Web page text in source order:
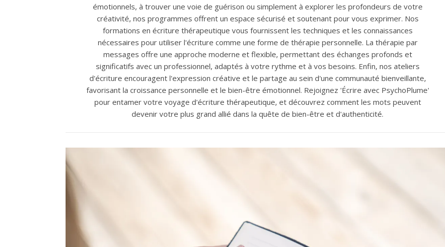
émotionnels, à trouver une voie de guérison ou simplement à explorer les profondeurs de votre
créativité, nos programmes offrent un espace sécurisé et soutenant pour vous exprimer. Nos
formations en écriture thérapeutique vous fournissent les techniques et les connaissances
nécessaires pour utiliser l'écriture comme une forme de thérapie personnelle. La thérapie par
messages offre une approche moderne et flexible, permettant des échanges profonds et
significatifs avec un professionnel, adaptés à votre rythme et à vos besoins. Enfin, nos ateliers
d'écriture encouragent l'expression créative et le partage au sein d'une communauté bienveillante,
favorisant la croissance personnelle et le bien-être émotionnel. Rejoignez 'Écrire avec PsychoPlume'
pour entamer votre voyage d'écriture thérapeutique, et découvrez comment les mots peuvent
devenir votre plus grand allié dans la quête de bien-être et d'authenticité.